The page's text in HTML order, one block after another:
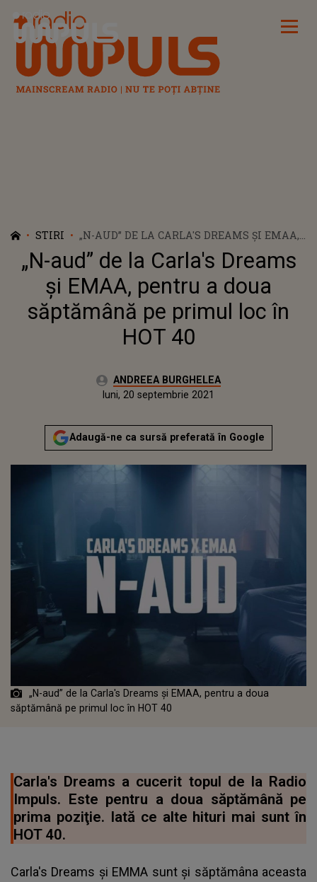
Radio Impuls
STIRI
„N-AUD” DE LA CARLA'S DREAMS ŞI EMAA,
PENTRU A DOUA SĂPTĂMÂNĂ PE PRIMUL
LOC ÎN HOT 40
„N-aud” de la Carla's Dreams
şi EMAA, pentru a doua
săptămână pe primul loc în
HOT 40
Autor:ANDREEA BURGHELEA
Publicat:
luni, 20 septembrie 2021
Adaugă-ne ca sursă preferată în Google
„N-aud” de la Carla's Dreams şi EMAA, pentru a doua
săptămână pe primul loc în HOT 40
Carla's Dreams a cucerit topul de la Radio
Impuls. Este pentru a doua săptămână pe
prima poziţie. Iată ce alte hituri mai sunt în
HOT 40.
Carla's Dreams și EMMA sunt și săptămâna aceasta